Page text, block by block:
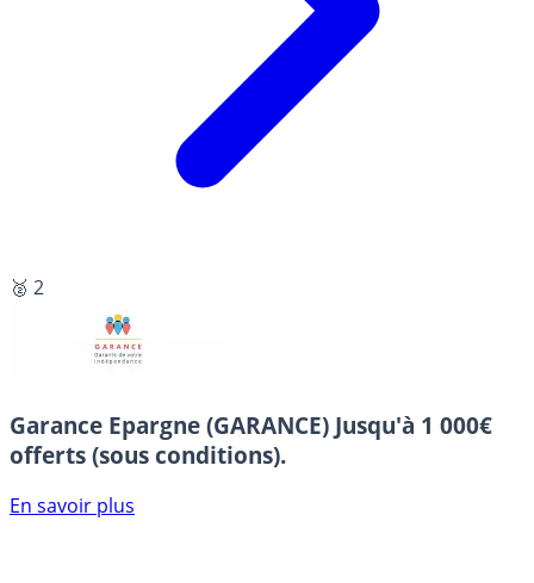
🥈 2
Garance Epargne (GARANCE) Jusqu'à 1 000€
offerts (sous conditions).
En savoir plus